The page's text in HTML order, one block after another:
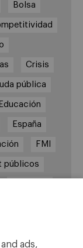
ads,
Bolsa
Crisis
pública
Educación
España
FMI
públicos